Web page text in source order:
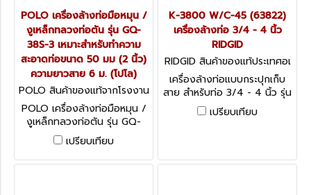
POLO เครื่องล้างท่อมือหมุน /
งูเหล็กทลวงท่อตัน รุ่น GQ-
38S-3 เหมาะสำหรับทำความ
สะอาดท่อขนาด 50 มม (2 นิ้ว)
ความยาวสาย 6 ม. (โปโล)
POLO สินค้าของแท้จากโรงงาน
ผู้ผลิต GQ-38S-3
POLO เครื่องล้างท่อมือหมุน /
งูเหล็กทลวงท่อตัน รุ่น GQ-
38S-3 เหมาะสำหรับทำความ
สะอาดท่อขนาด 50 มม (2 นิ้ว)
ความยาวสาย 6 ม. (โปโล)
เปรียบเทียบ
K-3800 W/C-45 (63822)
เครื่องล้างท่อ 3/4 - 4 นิ้ว
RIDGID
RIDGID สินค้าของแท้ประเทศอเ
มริกา K-3800 W/C-45 (638
22)
เครื่องล้างท่อแบบกระปุกเก็บ
สาย สำหรับท่อ 3/4 - 4 นิ้ว รุ่น
K-3800 W/C-45 (63822)
เปรียบเทียบ